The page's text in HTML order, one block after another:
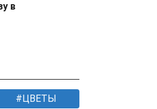
в
ЦВЕТЫ